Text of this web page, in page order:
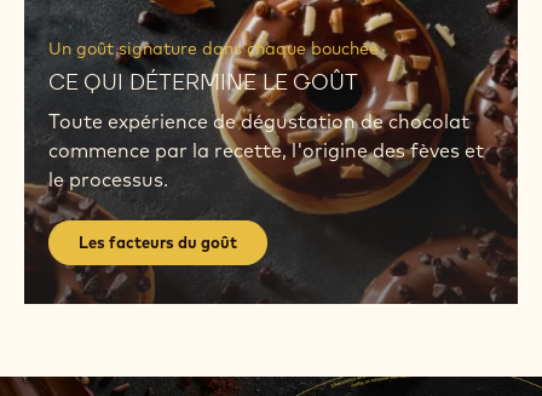
Un goût signature dans chaque bouchée
CE QUI DÉTERMINE LE GOÛT
Toute expérience de dégustation de chocolat
commence par la recette, l'origine des fèves et
le processus.
Les facteurs du goût
Les
facteurs